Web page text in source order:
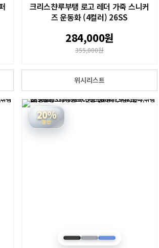
크리스챤루부탱 로고 레더 가죽 스니커
즈 운동화 (4컬러) 26SS
284,000원
355,000원
위시리스트
20%
할인